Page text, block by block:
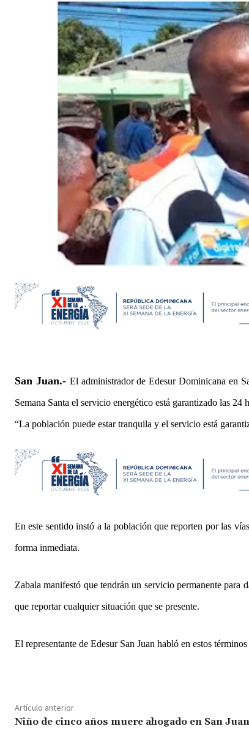
San Juan.- El administrador de Edesur Dominicana en
Semana Santa el servicio energético está garantizado las 24
“La población puede estar tranquila y el servicio está
En este sentido instó a la población que reporten por las
forma inmediata.
Zabala manifestó que tendrán un servicio permanente
que reportar cualquier situación que se presente.
El representante de Edesur San Juan habló en estos
Artículo anterior
Niño de cinco años muere ahogado en San Juan